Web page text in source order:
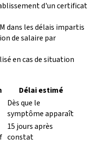
d'un certificat
dans les délais impartis
de salaire par
en cas de situation
Délai estimé
Dès que le
symptôme apparaît
15 jours après
constat